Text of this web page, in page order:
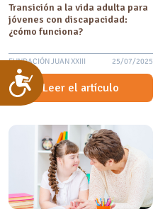
Accesibilidad
Transición a la vida adulta para
jóvenes con discapacidad:
¿cómo funciona?
FUNDACIÓN JUAN XXIII 25/07/2025
Leer el artículo